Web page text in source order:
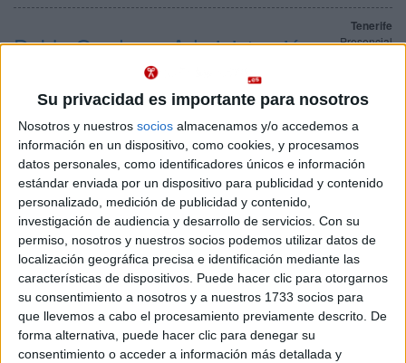
Su privacidad es importante para nosotros
Nosotros y nuestros socios almacenamos y/o accedemos a
información en un dispositivo, como cookies, y procesamos
datos personales, como identificadores únicos e información
estándar enviada por un dispositivo para publicidad y contenido
personalizado, medición de publicidad y contenido,
investigación de audiencia y desarrollo de servicios. Con su
permiso, nosotros y nuestros socios podemos utilizar datos de
localización geográfica precisa e identificación mediante las
características de dispositivos. Puede hacer clic para otorgarnos
su consentimiento a nosotros y a nuestros 1733 socios para
que llevemos a cabo el procesamiento previamente descrito. De
forma alternativa, puede hacer clic para denegar su
consentimiento o acceder a información más detallada y
Tenerife
Presencial
Idioma de
Castellano
Doble Grado en Administración
y Dirección de Empresas
(ADE) + Dirección Internacional
de Empresas de Turismo y
Ocio
Web de la facultad:http://canarias.universidadeuropea.es
Duración:5,0 años
Precio del primer curso:9.856 €
Pídeles información ¡GRATIS!
Presencial
Nota de corte
No aplica
Grado en Publicidad
Web de la facultad:http://canarias.universidadeuropea.es
Duración:4,0 años
Precio del primer curso:8.560 €